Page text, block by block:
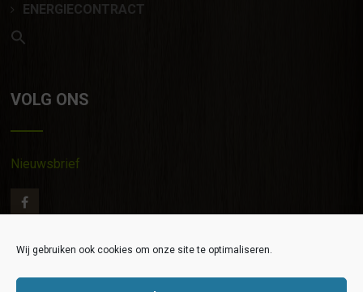
Wij gebruiken ook cookies om onze site te optimaliseren.
ENERGIECONTRACT
VOLG ONS
Nieuwsbrief
Contact|Privacy verklaring|Algemene Voorwaarden
EGR 2020